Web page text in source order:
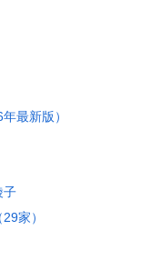
最新版）
子
家）